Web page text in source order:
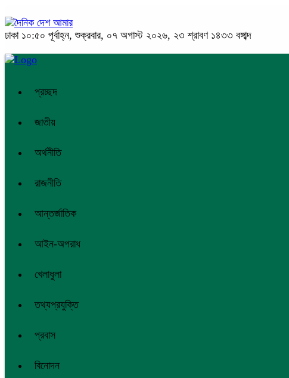
ঢাকা ১০:৫০ পূর্বাহ্ন, শুক্রবার, ০৭ অগাস্ট ২০২৬, ২৩ শ্রাবণ ১৪৩৩ বঙ্গাব্দ
প্রচ্ছদ
জাতীয়
অর্থনীতি
রাজনীতি
আন্তর্জাতিক
আইন-অপরাধ
খেলাধুলা
তথ্যপ্রযুক্তি
প্রবাস
বিনোদন